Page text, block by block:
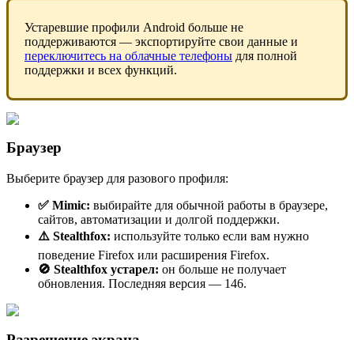
Устаревшие профили Android больше не
поддерживаются — экспортируйте свои данные и
переключитесь на облачные телефоны для полной
поддержки и всех функций.
Браузер
Выберите браузер для разового профиля:
✅ Mimic: выбирайте для обычной работы в браузере,
сайтов, автоматизации и долгой поддержки.
⚠️ Stealthfox: используйте только если вам нужно
поведение Firefox или расширения Firefox.
🚫 Stealthfox устарел: он больше не получает
обновления. Последняя версия — 146.